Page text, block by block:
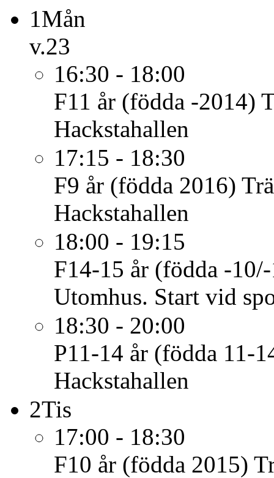
1Mån
v.23
16:30 - 18:00
F11 år (födda -2014)
Hackstahallen
17:15 - 18:30
F9 år (födda 2016)
Hackstahallen
18:00 - 19:15
F14-15 år (födda -
Utomhus. Start vid
18:30 - 20:00
P11-14 år (födda 11-
Hackstahallen
2Tis
17:00 - 18:30
F10 år (födda 2015)